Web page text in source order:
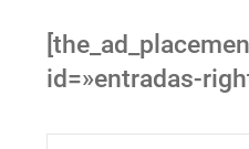
id=»entradas-